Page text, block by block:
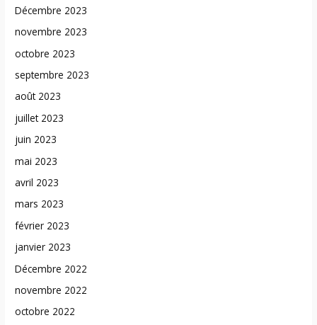
Décembre 2023
novembre 2023
octobre 2023
septembre 2023
août 2023
juillet 2023
juin 2023
mai 2023
avril 2023
mars 2023
février 2023
janvier 2023
Décembre 2022
novembre 2022
octobre 2022